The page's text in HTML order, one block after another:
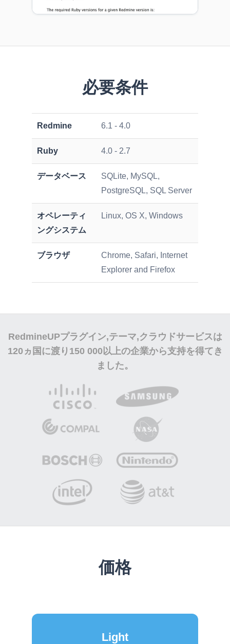
必要条件
Redmine 6.1 - 4.0
Ruby 4.0 - 2.7
データベース
SQLite, MySQL,
PostgreSQL, SQL Server
オペレーティ
ングシステム
Linux, OS X, Windows
ブラウザ
Chrome, Safari, Internet
Explorer and Firefox
RedmineUPプラグイン,テーマ,クラウドサービスは
120ヵ国に渡り 150 000 以上の企業から支持を得てき
ました。
価格
Light